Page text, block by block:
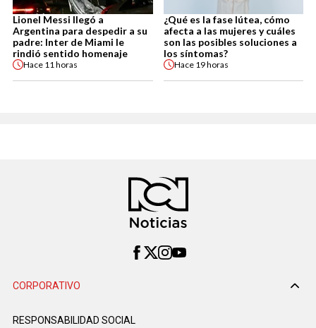
Lionel Messi llegó a
Argentina para despedir a su
padre: Inter de Miami le
rindió sentido homenaje
Hace 11 horas
¿Qué es la fase lútea, cómo
afecta a las mujeres y cuáles
son las posibles soluciones a
los síntomas?
Hace 19 horas
CORPORATIVO
RESPONSABILIDAD SOCIAL